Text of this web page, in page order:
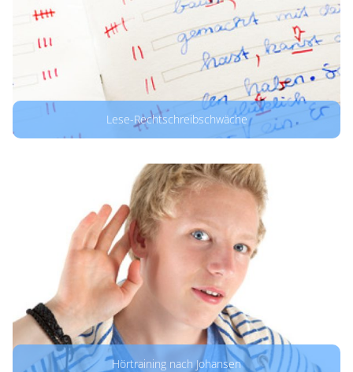
Lese-Rechtschreibschwäche
Hörtraining nach Johansen